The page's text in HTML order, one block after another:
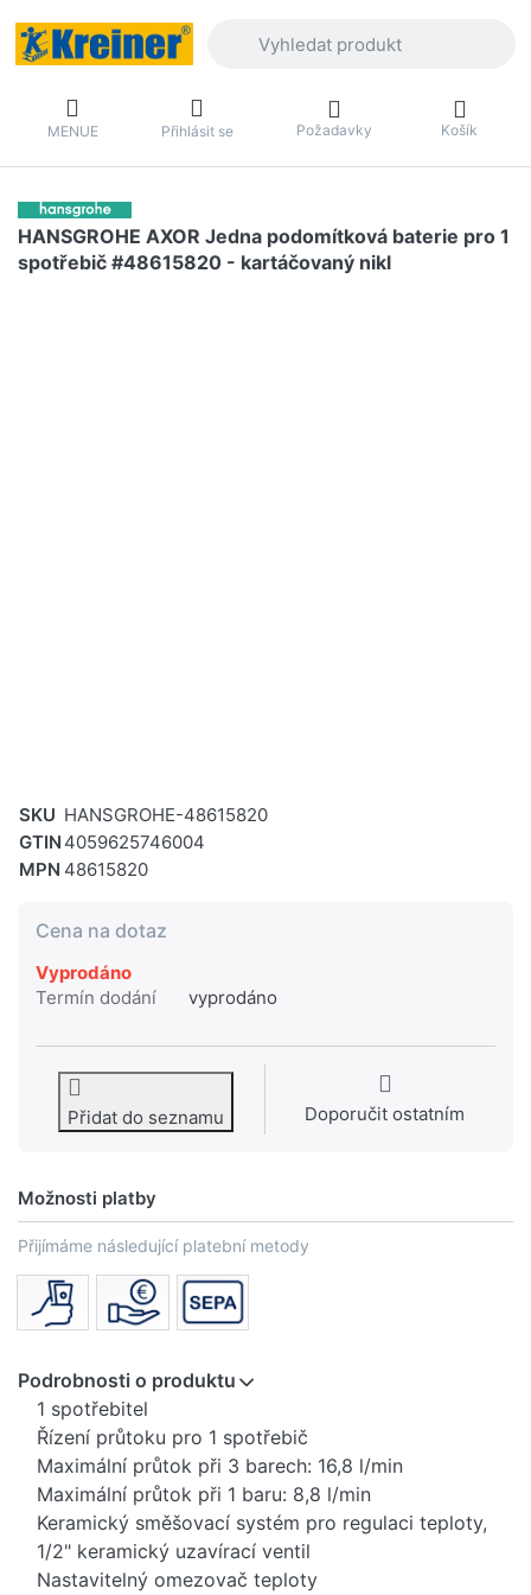
MENUE Přihlásit se Požadavky Košík
HANSGROHE AXOR Jedna podomítková baterie pro 1
spotřebič #48615820 - kartáčovaný nikl
SKU HANSGROHE-48615820
GTIN 4059625746004
MPN 48615820
Cena na dotaz
Vyprodáno
Termín dodání
vyprodáno
Přidat do seznamu Doporučit ostatním
Možnosti platby
Přijímáme následující platební metody
Podrobnosti o produktu
1 spotřebitel
Řízení průtoku pro 1 spotřebič
Maximální průtok při 3 barech: 16,8 l/min
Maximální průtok při 1 baru: 8,8 l/min
Keramický směšovací systém pro regulaci teploty,
1/2" keramický uzavírací ventil
Nastavitelný omezovač teploty